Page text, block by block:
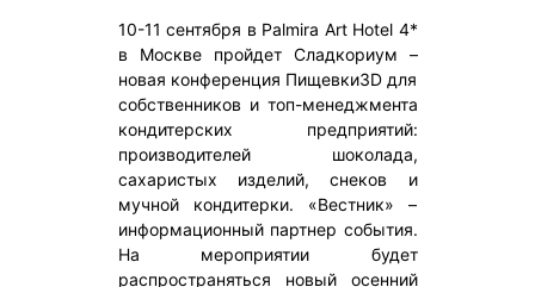
10-11 сентября в Palmira Art Hotel 4*
в Москве пройдет Сладкориум –
новая конференция Пищевки3D для
собственников и топ-менеджмента
кондитерских предприятий:
производителей шоколада,
сахаристых изделий, снеков и
мучной кондитерки. «Вестник» –
информационный партнер события.
На мероприятии будет
распространяться новый осенний